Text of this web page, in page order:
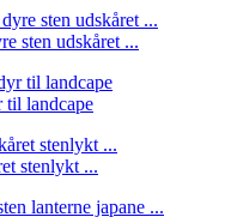
sten udskåret ...
til landcape
stenlykt ...